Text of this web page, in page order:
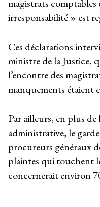
magistrats
irresponsabilité » est
Ces déclarations
ministre de la Justice,
l’encontre des
manquements étaient
Par ailleurs, en plus
administrative, le
procureurs généraux
plaintes qui touchent
concernerait environ